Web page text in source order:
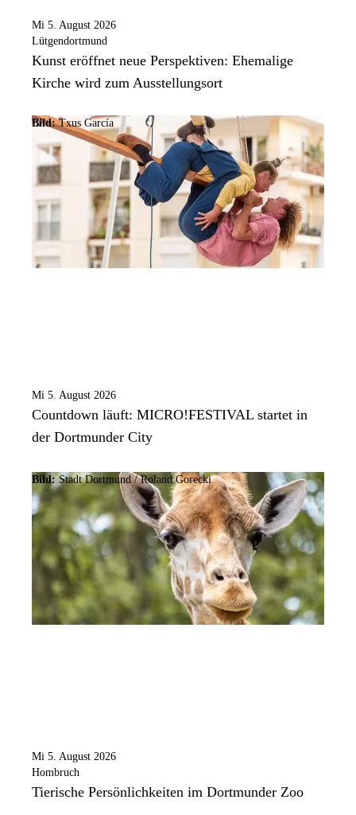
Mi 5. August 2026
Lütgendortmund
Kunst eröffnet neue Perspektiven: Ehemalige
Kirche wird zum Ausstellungsort
Bild: Txus García
Mi 5. August 2026
Countdown läuft: MICRO!FESTIVAL startet in
der Dortmunder City
Bild:Stadt Dortmund / Roland Gorecki
Mi 5. August 2026
Hombruch
Tierische Persönlichkeiten im Dortmunder Zoo